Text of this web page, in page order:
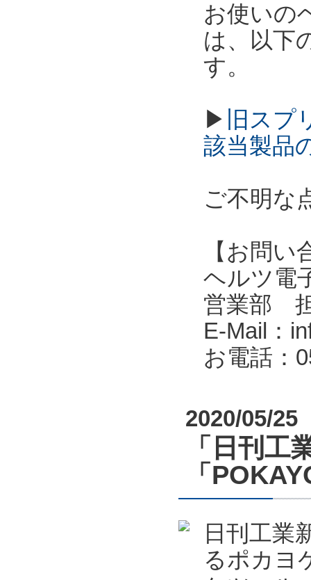
お使いの
は、以下
す。
▶ 旧スプ
該当製品
ご不明な
【お問い
ヘルツ電
営業部
E-Mail：
お電話：
2020/05/25
「日刊工
「
日刊工業
るポカヨ